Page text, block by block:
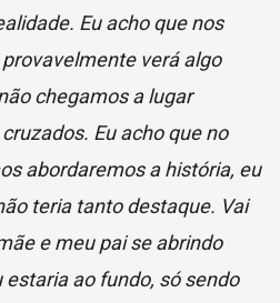
Eu acho que nos
verá algo
chegamos a lugar
Eu acho que no
abordaremos a história, eu
teria tanto destaque. Vai
e meu pai se abrindo
ao fundo, só sendo